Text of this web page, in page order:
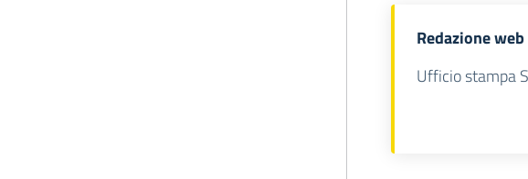
Redazione web
Ufficio stampa